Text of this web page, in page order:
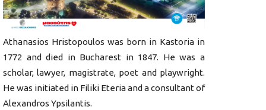
Athanasios Hristopoulos was born in Kastoria in
1772 and died in Bucharest in 1847. He was a
scholar, lawyer, magistrate, poet and playwright.
He was initiated in Filiki Eteria and a consultant of
Alexandros Ypsilantis.